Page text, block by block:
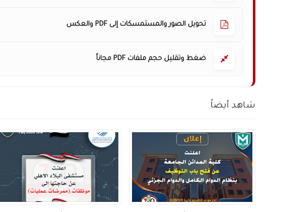
تحويل الصور والمستمسكات إلى PDF والعكس
ضغط وتقليل حجم ملفات PDF مجاناً
شاهد أيضاً